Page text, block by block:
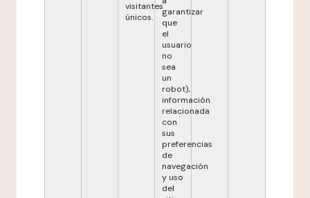
visitantes
únicos.
garantizar
que
el
usuario
no
sea
un
robot),
información
relacionada
con
sus
preferencias
de
navegación
y uso
del